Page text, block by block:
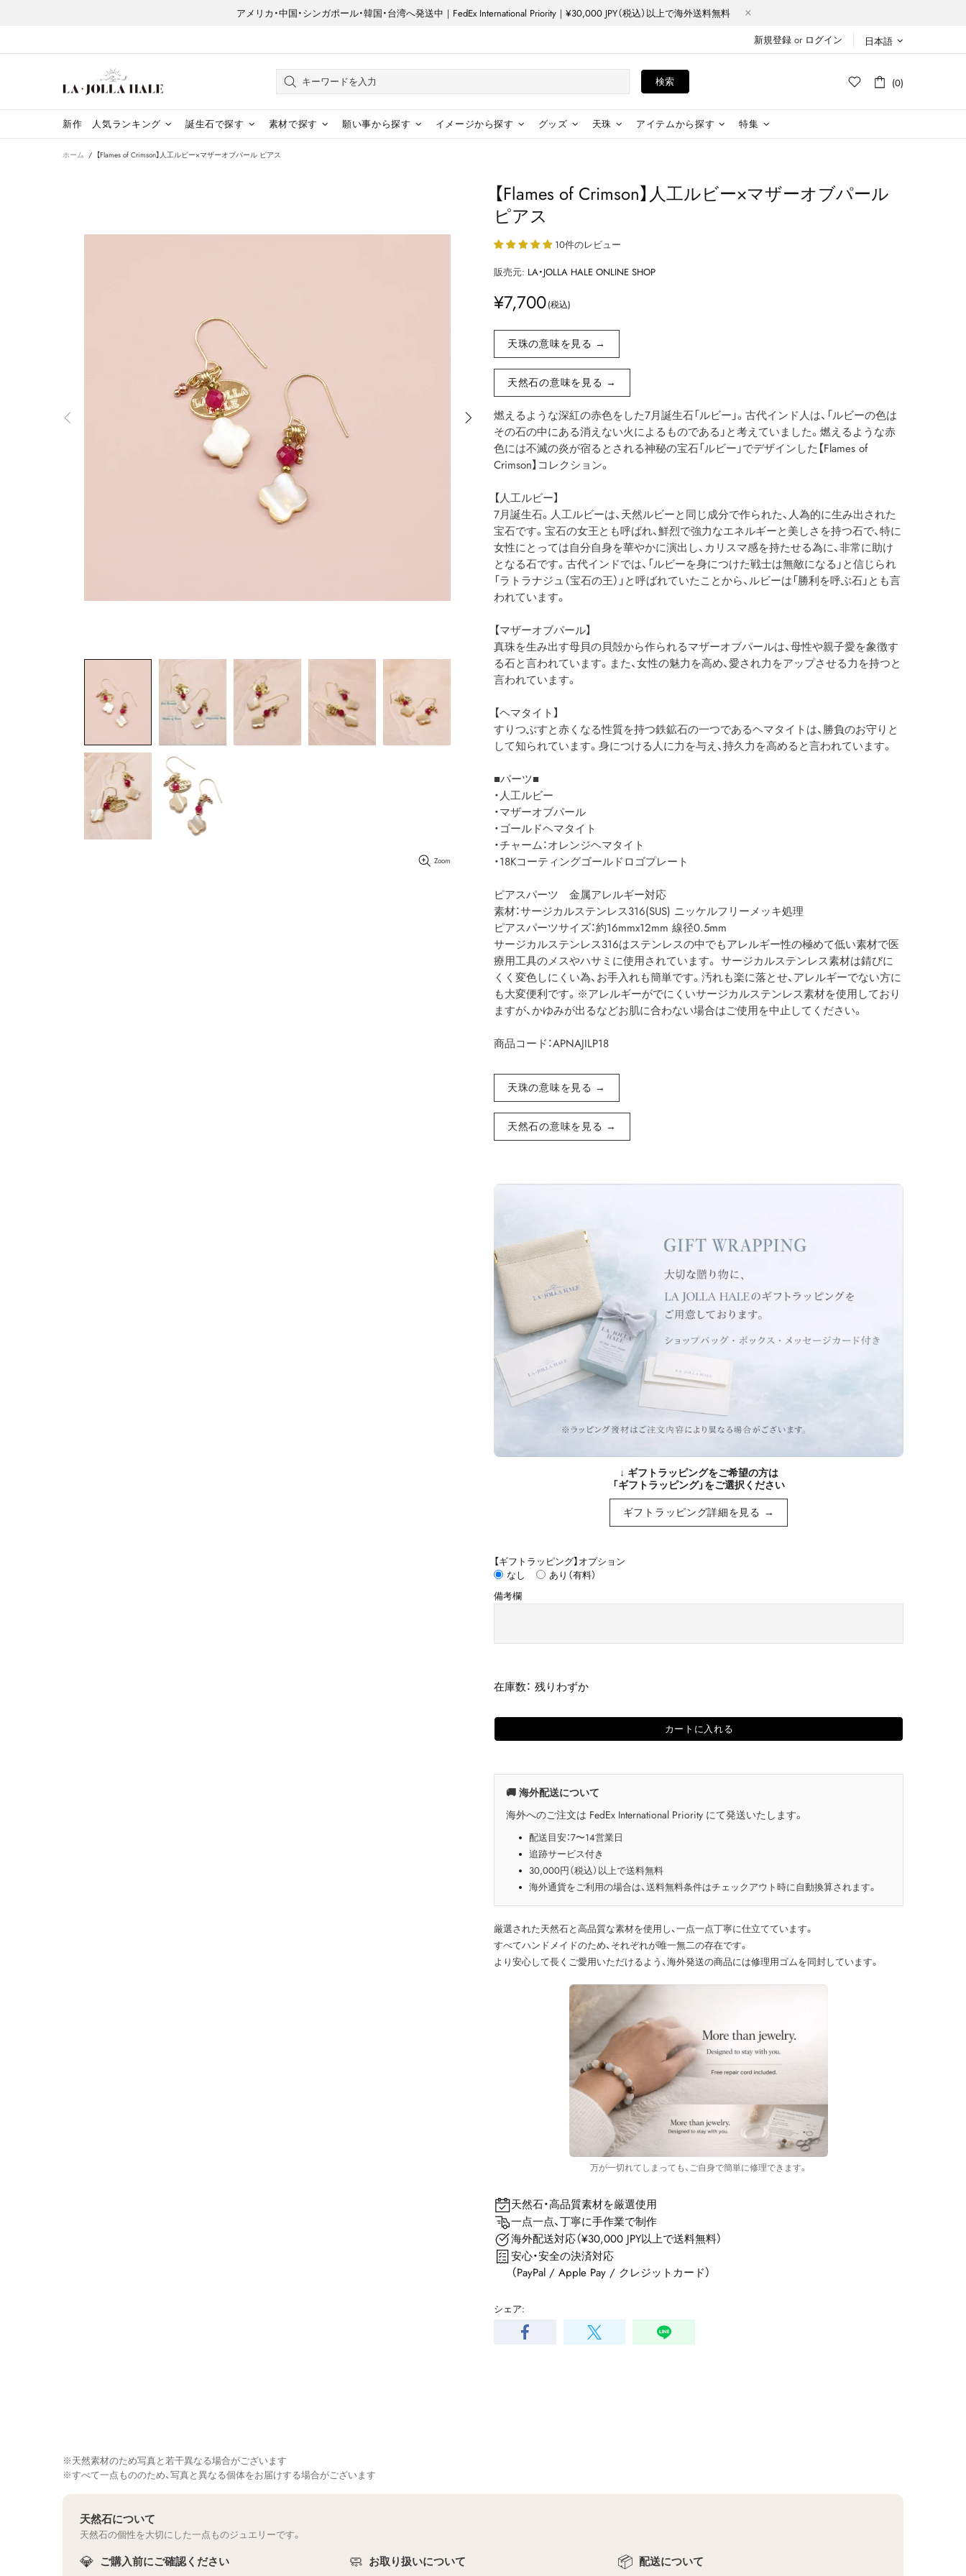
アメリカ・中国・シンガポール・韓国・台湾へ発送中｜FedEx International Priority｜¥30,000 JPY（税込）以上で海外送料無料
新規登録 or ログイン 日本語
検索 (0)
新作 人気ランキング 誕生石で探す 素材で探す 願い事から探す イメージから探す グッズ 天珠 アイテムから探す 特集
ホーム 【Flames of Crimson】人工ルビー×マザーオブパール ピアス
Zoom
【Flames of Crimson】人工ルビー×マザーオブパール
ピアス
10件のレビュー
販売元: LA・JOLLA HALE ONLINE SHOP
¥7,700
天珠の意味を見る →
天然石の意味を見る →
燃えるような深紅の赤色をした7月誕生石「ルビー」。古代インド人は、「ルビーの色は
その石の中にある消えない火によるものである」と考えていました。燃えるような赤
色には不滅の炎が宿るとされる神秘の宝石「ルビー」でデザインした【Flames of
Crimson】コレクション。
【人工ルビー】
7月誕生石。人工ルビーは、天然ルビーと同じ成分で作られた、人為的に生み出された
宝石です。宝石の女王とも呼ばれ、鮮烈で強力なエネルギーと美しさを持つ石で、特に
女性にとっては自分自身を華やかに演出し、カリスマ感を持たせる為に、非常に助け
となる石です。古代インドでは、「ルビーを身につけた戦士は無敵になる」と信じられ
「ラトラナジュ（宝石の王）」と呼ばれていたことから、ルビーは「勝利を呼ぶ石」とも言
われています。
【マザーオブパール】
真珠を生み出す母貝の貝殻から作られるマザーオブパールは、母性や親子愛を象徴す
る石と言われています。また、女性の魅力を高め、愛され力をアップさせる力を持つと
言われています。
【ヘマタイト】
すりつぶすと赤くなる性質を持つ鉄鉱石の一つであるヘマタイトは、勝負のお守りと
して知られています。身につける人に力を与え、持久力を高めると言われています。
■パーツ■
・人工ルビー
・マザーオブパール
・ゴールドヘマタイト
・チャーム：オレンジヘマタイト
・18Kコーティングゴールドロゴプレート
ピアスパーツ 金属アレルギー対応
素材：サージカルステンレス316(SUS) ニッケルフリーメッキ処理
ピアスパーツサイズ：約16mmx12mm 線径0.5mm
サージカルステンレス316はステンレスの中でもアレルギー性の極めて低い素材で医
療用工具のメスやハサミに使用されています。 サージカルステンレス素材は錆びに
くく変色しにくい為、お手入れも簡単です。汚れも楽に落とせ、アレルギーでない方に
も大変便利です。※アレルギーがでにくいサージカルステンレス素材を使用しており
ますが、かゆみが出るなどお肌に合わない場合はご使用を中止してください。
商品コード：APNAJILP18
天珠の意味を見る →
天然石の意味を見る →
↓ ギフトラッピングをご希望の方は
「ギフトラッピング」をご選択ください
ギフトラッピング詳細を見る →
【ギフトラッピング】オプション
なし
あり（有料）
備考欄
在庫数： 残りわずか
カートに入れる
🚚 海外配送について
海外へのご注文は FedEx International Priority にて発送いたします。
配送目安：7〜14営業日
追跡サービス付き
30,000円（税込）以上で送料無料
海外通貨をご利用の場合は、送料無料条件はチェックアウト時に自動換算されます。
厳選された天然石と高品質な素材を使用し、一点一点丁寧に仕立てています。
すべてハンドメイドのため、それぞれが唯一無二の存在です。
より安心して長くご愛用いただけるよう、海外発送の商品には修理用ゴムを同封しています。
万が一切れてしまっても、ご自身で簡単に修理できます。
天然石・高品質素材を厳選使用
一点一点、丁寧に手作業で制作
海外配送対応（¥30,000 JPY以上で送料無料）
安心・安全の決済対応
（PayPal / Apple Pay / クレジットカード）
シェア:
※天然素材のため写真と若干異なる場合がございます
※すべて一点もののため、写真と異なる個体をお届けする場合がございます
天然石について
天然石の個性を大切にした一点ものジュエリーです。
💎 ご購入前にご確認ください
🧼 お取り扱いについて
📦 配送について